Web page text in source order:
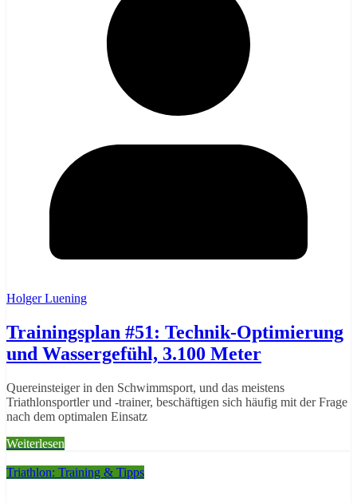
Holger Luening
Trainingsplan #51: Technik-Optimierung
und Wassergefühl, 3.100 Meter
Quereinsteiger in den Schwimmsport, und das meistens
Triathlonsportler und -trainer, beschäftigen sich häufig mit der Frage
nach dem optimalen Einsatz
Weiterlesen
Triathlon: Training & Tipps